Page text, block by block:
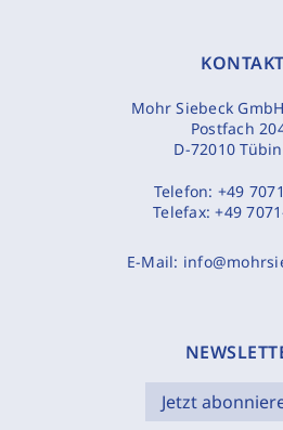
KONTAKT
Mohr Siebeck
Postfach
D-72010
Telefon: +49
Telefax:+49
E-Mail:
Jetzt